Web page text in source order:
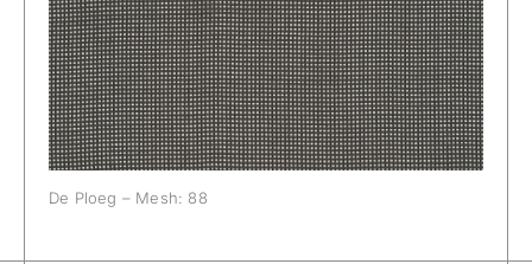
De Ploeg – Mesh: 88